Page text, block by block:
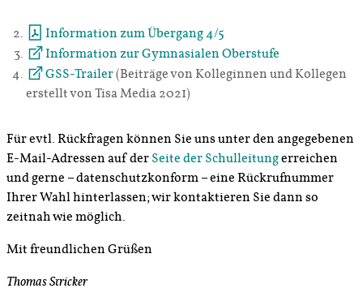
Information zum Übergang 4/5
Information zur Gymnasialen Oberstufe
GSS-Trailer(Beiträge von Kolleginnen und Kollegen
erstellt von Tisa Media 2021)
Für evtl. Rückfragen können Sie uns unter den angegebenen
E-Mail-Adressen auf der Seite der Schulleitungerreichen
und gerne – datenschutzkonform – eine Rückrufnummer
Ihrer Wahl hinterlassen; wir kontaktieren Sie dann so
zeitnah wie möglich.
Mit freundlichen Grüßen
Thomas Stricker